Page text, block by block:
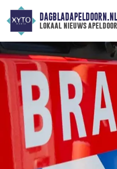
DAGBLADAPELDOORN.NL
lokaal nieuws